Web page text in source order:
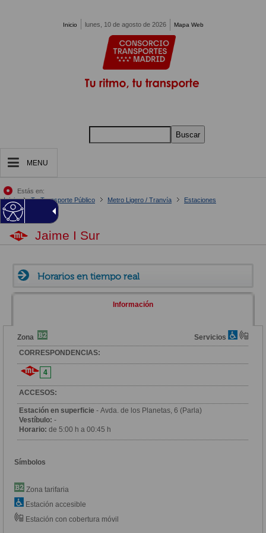
Inicio lunes, 10 de agosto de 2026 Mapa Web
Buscar
MENU
Estás en:
Inicio
Tu Transporte Público Metro Ligero / Tranvía
Estaciones
Jaime I Sur
Jaime I Sur
Horarios en tiempo real
Información
Zona
Servicios
CORRESPONDENCIAS:
4
ACCESOS:
Estación en superficie - Avda. de los Planetas, 6 (Parla)
Vestíbulo: -
Horario: de 5:00 h a 00:45 h
Símbolos
Zona tarifaria
Estación accesible
Estación con cobertura móvil